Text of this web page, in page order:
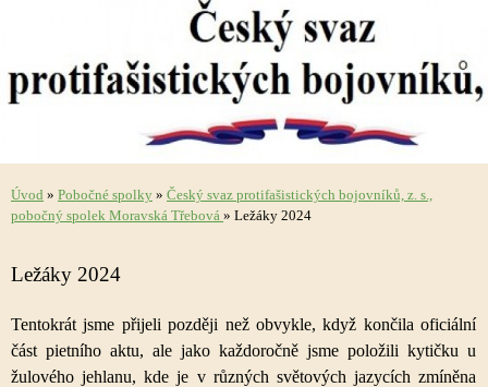
Úvod » Pobočné spolky » Český svaz protifašistických bojovníků, z. s.,
pobočný spolek Moravská Třebová » Ležáky 2024
Ležáky 2024
Tentokrát jsme přijeli později než obvykle, když končila oficiální
část pietního aktu, ale jako každoročně jsme položili kytičku u
žulového jehlanu, kde je v různých světových jazycích zmíněna